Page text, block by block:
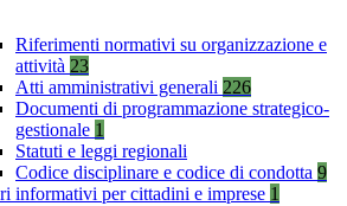
Riferimenti normativi su organizzazione e
attività 23
Atti amministrativi generali 226
Documenti di programmazione strategico-
gestionale 1
Statuti e leggi regionali
Codice disciplinare e codice di condotta 9
informativi per cittadini e imprese 1